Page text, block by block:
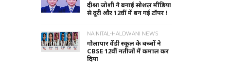
दीश्रा जोशी ने बनाई सोशल मीडिया
से दूरी और 12वीं में बन गई टॉपर !
NAINITAL-HALDWANI NEWS
गौलापार वेंडी स्कूल के बच्चों ने
CBSE 12वीं नतीजों में कमाल कर
दिया